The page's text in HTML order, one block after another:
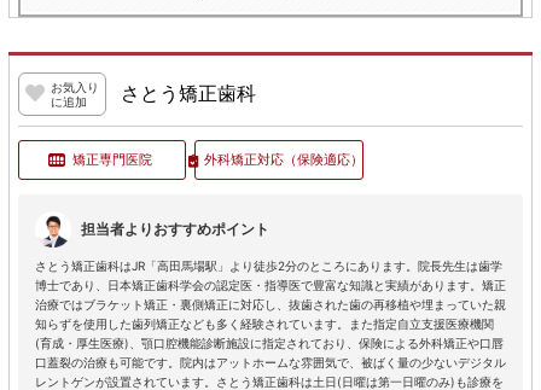
お気入り
に追加
さとう矯正歯科
矯正専門医院 外科矯正対応（保険適応）
担当者よりおすすめポイント
さとう矯正歯科はJR「高田馬場駅」より徒歩2分のところにあります。院長先生は歯学
博士であり、日本矯正歯科学会の認定医・指導医で豊富な知識と実績があります。矯正
治療ではブラケット矯正・裏側矯正に対応し、抜歯された歯の再移植や埋まっていた親
知らずを使用した歯列矯正なども多く経験されています。また指定自立支援医療機関
(育成・厚生医療)、顎口腔機能診断施設に指定されており、保険による外科矯正や口唇
口蓋裂の治療も可能です。院内はアットホームな雰囲気で、被ばく量の少ないデジタル
レントゲンが設置されています。さとう矯正歯科は土日(日曜は第一日曜のみ)も診療を